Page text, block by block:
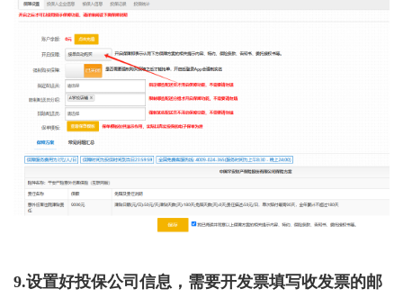
9.设置好投保公司信息，需要开发票填写收发票的邮